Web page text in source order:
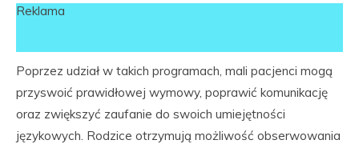
Reklama
Poprzez udział w takich programach, mali pacjenci mogą
przyswoić prawidłowej wymowy, poprawić komunikację
oraz zwiększyć zaufanie do swoich umiejętności
językowych. Rodzice otrzymują możliwość obserwowania